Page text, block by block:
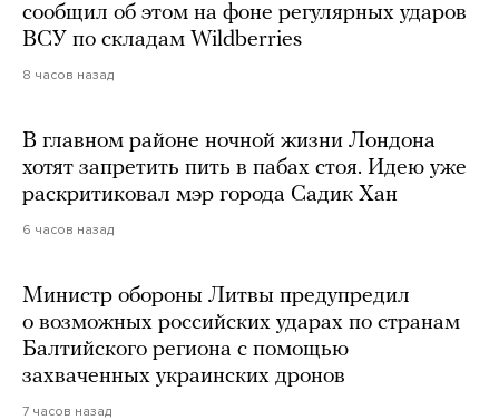
сообщил об этом на фоне регулярных ударов
ВСУ по складам Wildberries
8 часов назад
В главном районе ночной жизни Лондона
хотят запретить пить в пабах стоя. Идею уже
раскритиковал мэр города Садик Хан
6 часов назад
Министр обороны Литвы предупредил
о возможных российских ударах по странам
Балтийского региона с помощью
захваченных украинских дронов
7 часов назад